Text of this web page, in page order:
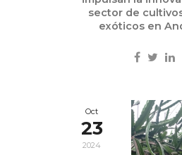
sector de
exóticos en
Oct
23
2024